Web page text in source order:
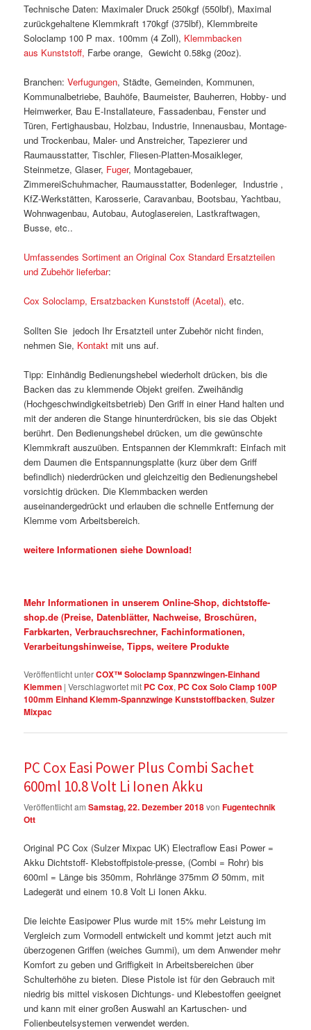
Technische Daten: Maximaler Druck 250kgf (550lbf), Maximal
zurückgehaltene Klemmkraft 170kgf (375lbf), Klemmbreite
Soloclamp 100 P max. 100mm (4 Zoll), Klemmbacken
aus Kunststoff, Farbe orange, Gewicht 0.58kg (20oz).
Branchen:Verfugungen, Städte, Gemeinden, Kommunen,
Kommunalbetriebe, Bauhöfe, Baumeister, Bauherren, Hobby- und
Heimwerker, Bau E-Installateure, Fassadenbau, Fenster und
Türen, Fertighausbau, Holzbau, Industrie, Innenausbau, Montage-
und Trockenbau, Maler- und Anstreicher, Tapezierer und
Raumausstatter, Tischler, Fliesen-Platten-Mosaikleger,
Steinmetze, Glaser, Fuger, Montagebauer,
ZimmereiSchuhmacher, Raumausstatter, Bodenleger, Industrie ,
KfZ-Werkstätten, Karosserie, Caravanbau, Bootsbau, Yachtbau,
Wohnwagenbau, Autobau, Autoglasereien, Lastkraftwagen,
Busse, etc..
Umfassendes Sortiment an Original Cox Standard Ersatzteilen
und Zubehör lieferbar:
Cox Soloclamp, Ersatzbacken Kunststoff (Acetal), etc.
Sollten Sie jedoch Ihr Ersatzteil unter Zubehör nicht finden,
nehmen Sie, Kontakt mit uns auf.
Tipp: Einhändig Bedienungshebel wiederholt drücken, bis die
Backen das zu klemmende Objekt greifen. Zweihändig
(Hochgeschwindigkeitsbetrieb) Den Griff in einer Hand halten und
mit der anderen die Stange hinunterdrücken, bis sie das Objekt
berührt. Den Bedienungshebel drücken, um die gewünschte
Klemmkraft auszuüben. Entspannen der Klemmkraft: Einfach mit
dem Daumen die Entspannungsplatte (kurz über dem Griff
befindlich) niederdrücken und gleichzeitig den Bedienungshebel
vorsichtig drücken. Die Klemmbacken werden
auseinandergedrückt und erlauben die schnelle Entfernung der
Klemme vom Arbeitsbereich.
weitere Informationen siehe Download!
Mehr Informationen in unserem Online-Shop, dichtstoffe-
shop.de (Preise, Datenblätter, Nachweise, Broschüren,
Farbkarten, Verbrauchsrechner, Fachinformationen,
Verarbeitungshinweise, Tipps, weitere Produkte
Veröffentlicht unterCOX™ Soloclamp Spannzwingen-Einhand
Klemmen |Verschlagwortet mit PC Cox, PC Cox Solo Clamp 100P
100mm Einhand Klemm-Spannzwinge Kunststoffbacken,Sulzer
Mixpac
PC Cox Easi Power Plus Combi Sachet
600ml 10.8 Volt Li Ionen Akku
Veröffentlicht amSamstag, 22. Dezember 2018vonFugentechnik
Ott
Original PC Cox (Sulzer Mixpac UK) Electraflow Easi Power =
Akku Dichtstoff- Klebstoffpistole-presse, (Combi = Rohr) bis
600ml = Länge bis 350mm, Rohrlänge 375mm Ø 50mm, mit
Ladegerät und einem 10.8 Volt Li Ionen Akku.
Die leichte Easipower Plus wurde mit 15% mehr Leistung im
Vergleich zum Vormodell entwickelt und kommt jetzt auch mit
überzogenen Griffen (weiches Gummi), um dem Anwender mehr
Komfort zu geben und Griffigkeit in Arbeitsbereichen über
Schulterhöhe zu bieten. Diese Pistole ist für den Gebrauch mit
niedrig bis mittel viskosen Dichtungs- und Klebestoffen geeignet
und kann mit einer großen Auswahl an Kartuschen- und
Folienbeutelsystemen verwendet werden.